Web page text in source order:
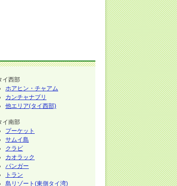
ターネット、テ
イ西部
ホアヒン・チャアム
カンチャナブリ
他エリア(タイ西部)
イ南部
プーケット
サムイ島
クラビ
カオラック
パンガー
トラン
島リゾート(東側タイ湾)